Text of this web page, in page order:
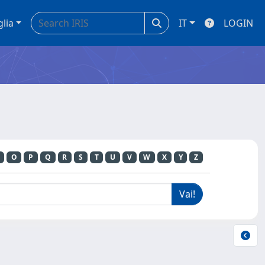
IT LOGIN
O P Q R S T U V W X Y Z